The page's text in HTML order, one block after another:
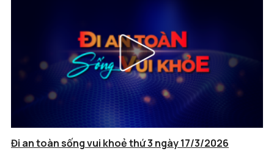
Đi an toàn sống vui khoẻ thứ 3 ngày 17/3/2026